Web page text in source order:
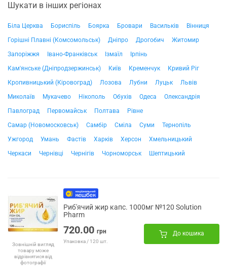
Шукати в інших регіонах
Біла Церква Бориспіль Боярка Бровари Васильків
Вінниця
Горішні Плавні (Комсомольськ)
Дніпро Дрогобич
Житомир
Запоріжжя
Івано-Франківськ Ізмаїл
Ірпінь
Кам'янське (Дніпродзержинськ)
Київ Кременчук
Кривий Ріг
Кропивницький (Кіровоград)
Лозова Лубни Луцьк
Львів
Миколаїв
Мукачево Нікополь Обухів Одеса
Олександрія
Павлоград
Первомайськ Полтава
Рівне
Самар (Новомосковськ)
Самбір Сміла Суми
Тернопіль
Ужгород
Умань Фастів Харків Херсон
Хмельницький
Черкаси
Чернівці Чернігів Чорноморськ Шептицький
Зовнішній вигляд
товару може
відрізнятися від
фотографії
Риб'ячий жир капс. 1000мг №120 Solution
Pharm
720.00 грн
Упаковка / 120 шт.
До кошика